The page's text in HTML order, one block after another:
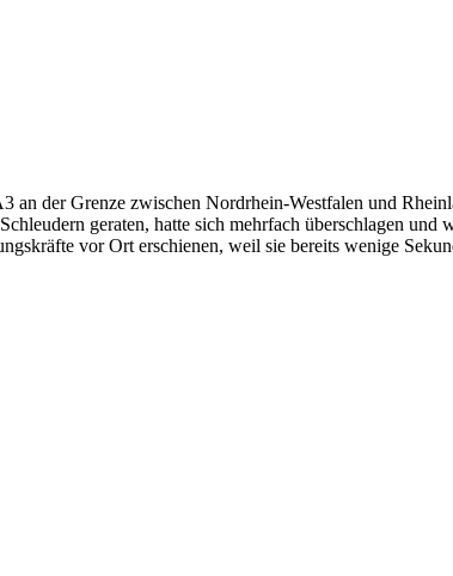
an der Grenze zwischen Nordrhein-Westfalen und
geraten, hatte sich mehrfach überschlagen und
vor Ort erschienen, weil sie bereits wenige